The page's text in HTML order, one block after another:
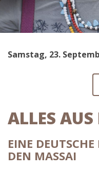
Samstag, 23.
ALLES AUS
EINE
DEN MASSAI